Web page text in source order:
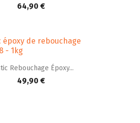
64,90 €
Rebouchage Époxy...
49,90 €